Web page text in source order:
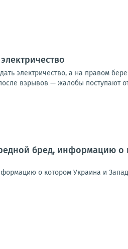
электричество, а на правом
взрывов — жалобы поступают
бред, информацию
о котором Украина и